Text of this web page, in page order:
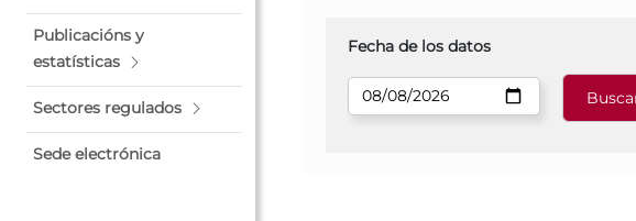
Publicacións y
estatísticas
Sectores regulados
Sede electrónica
Fecha de los datos